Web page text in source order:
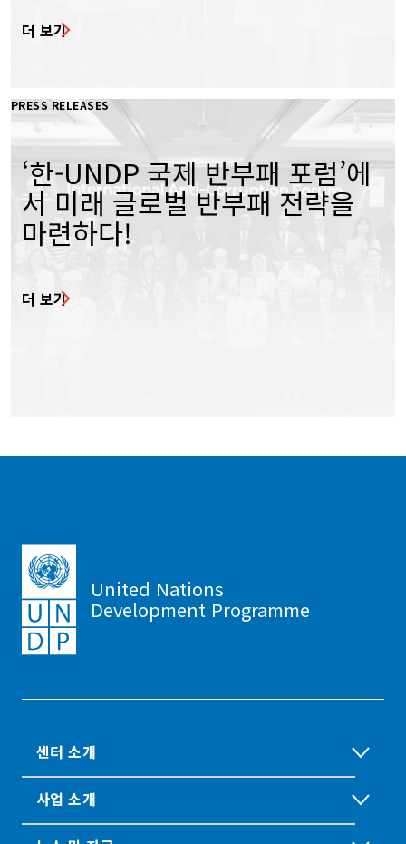
더 보기
PRESS RELEASES
‘한-UNDP 국제 반부패 포럼’에
서 미래 글로벌 반부패 전략을
마련하다!
더 보기
United Nations
Development Programme
센터 소개
사업 소개